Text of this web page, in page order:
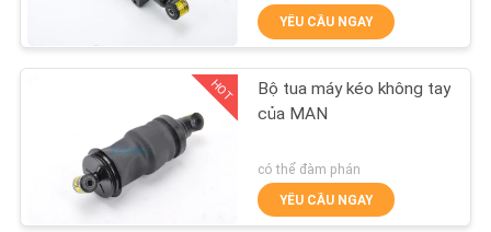
NHÀ
Mùa xuân tốt lành
YÊU CẦU NGAY
HOT
Bộ tua máy kéo không tay
của MAN
có thể đàm phán
YÊU CẦU NGAY